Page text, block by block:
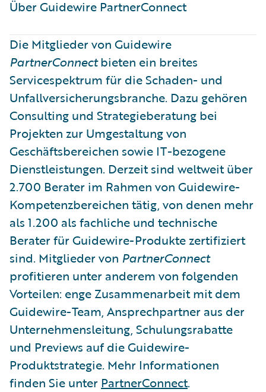
Über Guidewire PartnerConnect ​
Die Mitglieder von Guidewire
PartnerConnectbieten ein breites
Servicespektrum für die Schaden- und
Unfallversicherungsbranche. Dazu gehören
Consulting und Strategieberatung bei
Projekten zur Umgestaltung von
Geschäftsbereichen sowie IT-bezogene
Dienstleistungen. Derzeit sind weltweit über
2.700 Berater im Rahmen von Guidewire-
Kompetenzbereichen tätig, von denen mehr
als 1.200 als fachliche und technische
Berater für Guidewire-Produkte zertifiziert
sind. Mitglieder von PartnerConnect
profitieren unter anderem von folgenden
Vorteilen: enge Zusammenarbeit mit dem
Guidewire-Team, Ansprechpartner aus der
Unternehmensleitung, Schulungsrabatte
und Previews auf die Guidewire-
Produktstrategie. Mehr Informationen
finden Sie unter PartnerConnect.